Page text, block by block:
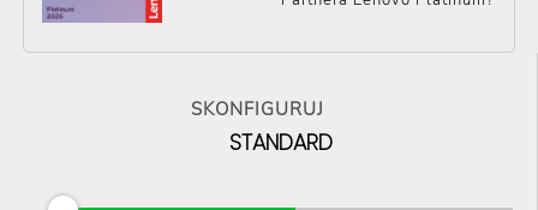
SKONFIGURUJ
STANDARD